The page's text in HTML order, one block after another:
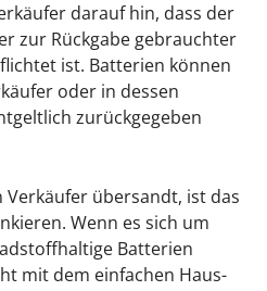
darauf hin, dass der
zur Rückgabe gebrauchter
ist. Batterien können
oder in dessen
zurückgegeben
übersandt, ist das
Wenn es sich um
Batterien
mit dem einfachen Haus-